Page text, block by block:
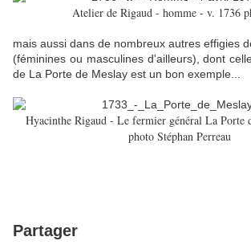
Atelier de Rigaud - homme - v. 1736
mais aussi dans de nombreux autres effigies
(féminines ou masculines d'ailleurs), dont
de La Porte de Meslay est un bon exemple...
Hyacinthe Rigaud - Le fermier général La Porte
photo Stéphan Perreau
Partager